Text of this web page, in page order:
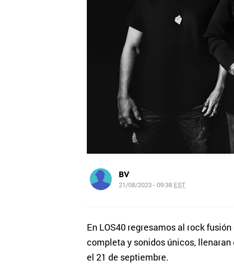
BV
21/08/2023 - 09:38 EST
En LOS40 regresamos al rock
completa y sonidos únicos,
el 21 de septiembre.